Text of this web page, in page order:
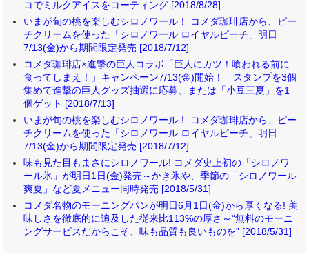
コでミルクアイスをコーティング [2018/8/28]
いまが旬の桃を楽しむシロノワール！ コメダ珈琲店から、ピー
チクリームを使った「シロノワール ロイヤルピーチ」明日
7/13(金)から期間限定発売 [2018/7/12]
コメダ珈琲店×進撃の巨人コラボ「巨人にカツ！喰われる前に
食ってしまえ！」キャンペーン7/13(金)開始！ スタンプを3個
集めて進撃の巨人グッズ抽選に応募、または「小豆三夏」を1
個ゲット [2018/7/13]
いまが旬の桃を楽しむシロノワール！ コメダ珈琲店から、ピー
チクリームを使った「シロノワール ロイヤルピーチ」明日
7/13(金)から期間限定発売 [2018/7/12]
味も見た目もまさにシロノワール! コメダ史上初の「シロノワ
ール氷」が明日1日(金)発売～かき氷や、季節の「シロノワール
爽夏」など夏メニュー同時発売 [2018/5/31]
コメダ名物のモーニングパンが明日6月1日(金)から厚くなる! 美
味しさを徹底的に追及した従来比113%の厚さ～“無料のモーニ
ングサービスだからこそ、味も品質も良いものを” [2018/5/31]